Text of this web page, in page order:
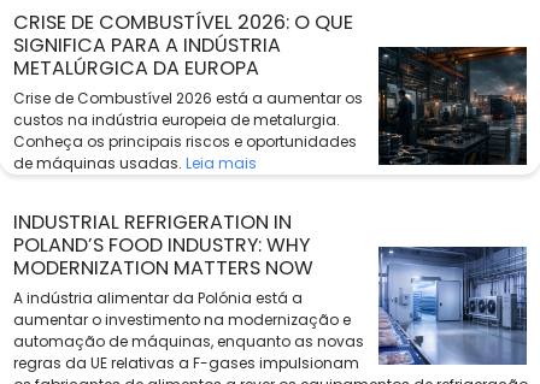
CRISE DE COMBUSTÍVEL 2026: O QUE
SIGNIFICA PARA A INDÚSTRIA
METALÚRGICA DA EUROPA
Crise de Combustível 2026 está a aumentar os
custos na indústria europeia de metalurgia.
Conheça os principais riscos e oportunidades
de máquinas usadas. Leia mais
INDUSTRIAL REFRIGERATION IN
POLAND’S FOOD INDUSTRY: WHY
MODERNIZATION MATTERS NOW
A indústria alimentar da Polónia está a
aumentar o investimento na modernização e
automação de máquinas, enquanto as novas
regras da UE relativas a F-gases impulsionam